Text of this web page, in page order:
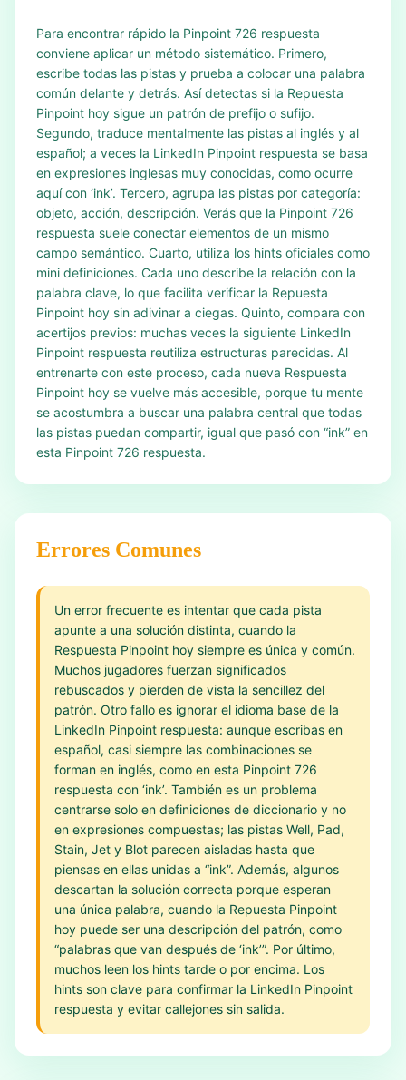
Para encontrar rápido la Pinpoint 726 respuesta
conviene aplicar un método sistemático. Primero,
escribe todas las pistas y prueba a colocar una palabra
común delante y detrás. Así detectas si la Repuesta
Pinpoint hoy sigue un patrón de prefijo o sufijo.
Segundo, traduce mentalmente las pistas al inglés y al
español; a veces la LinkedIn Pinpoint respuesta se basa
en expresiones inglesas muy conocidas, como ocurre
aquí con ‘ink’. Tercero, agrupa las pistas por categoría:
objeto, acción, descripción. Verás que la Pinpoint 726
respuesta suele conectar elementos de un mismo
campo semántico. Cuarto, utiliza los hints oficiales como
mini definiciones. Cada uno describe la relación con la
palabra clave, lo que facilita verificar la Repuesta
Pinpoint hoy sin adivinar a ciegas. Quinto, compara con
acertijos previos: muchas veces la siguiente LinkedIn
Pinpoint respuesta reutiliza estructuras parecidas. Al
entrenarte con este proceso, cada nueva Respuesta
Pinpoint hoy se vuelve más accesible, porque tu mente
se acostumbra a buscar una palabra central que todas
las pistas puedan compartir, igual que pasó con “ink” en
esta Pinpoint 726 respuesta.
Errores Comunes
Un error frecuente es intentar que cada pista
apunte a una solución distinta, cuando la
Respuesta Pinpoint hoy siempre es única y común.
Muchos jugadores fuerzan significados
rebuscados y pierden de vista la sencillez del
patrón. Otro fallo es ignorar el idioma base de la
LinkedIn Pinpoint respuesta: aunque escribas en
español, casi siempre las combinaciones se
forman en inglés, como en esta Pinpoint 726
respuesta con ‘ink’. También es un problema
centrarse solo en definiciones de diccionario y no
en expresiones compuestas; las pistas Well, Pad,
Stain, Jet y Blot parecen aisladas hasta que
piensas en ellas unidas a “ink”. Además, algunos
descartan la solución correcta porque esperan
una única palabra, cuando la Repuesta Pinpoint
hoy puede ser una descripción del patrón, como
“palabras que van después de ‘ink’”. Por último,
muchos leen los hints tarde o por encima. Los
hints son clave para confirmar la LinkedIn Pinpoint
respuesta y evitar callejones sin salida.